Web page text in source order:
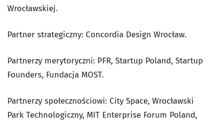
Wrocławskiej.
Partner strategiczny: Concordia Design Wrocław.
Partnerzy merytoryczni: PFR, Startup Poland, Startup
Founders, Fundacja MOST.
Partnerzy społecznościowi: City Space, Wrocławski
Park Technologiczny, MIT Enterprise Forum Poland,